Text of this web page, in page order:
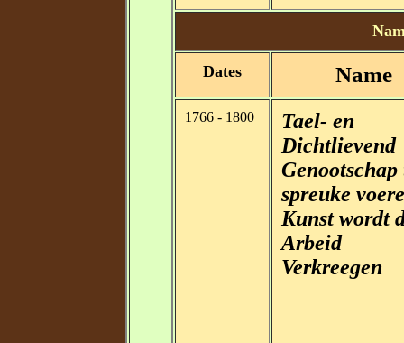
Dates Name
1766 - 1800
Tael- en
Dichtlievend
Genootschap
spreuke
Kunst wordt
Arbeid
Verkreegen